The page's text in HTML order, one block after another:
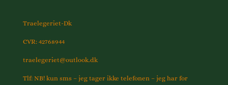
Traelegeriet-Dk
CVR: 42768944
traelegeriet@outlook.dk
Tlf: NB! kun sms – jeg tager ikke telefonen – jeg har for